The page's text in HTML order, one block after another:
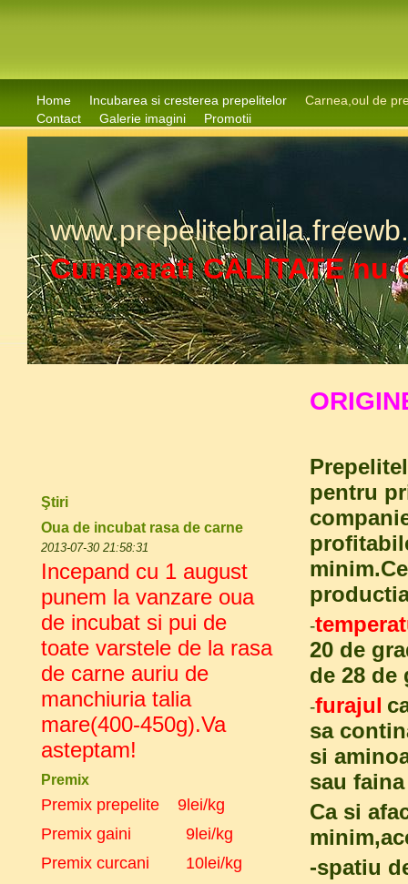
Home Incubarea si cresterea prepelitelor
Carnea,oul de
Contact
Galerie imagini Promotii
Cumparati CALITATE nu
pentru
-
20 de
de 28 de
-furajul
sa
si a
sau
Ca si
-spatiu
Ştiri
Oua de incubat rasa de carne
2013-07-30 21:58:31
Incepand cu 1 august
punem la vanzare oua
de incubat si pui de
toate varstele de la rasa
de carne auriu de
manchiuria talia
mare(400-450g).Va
asteptam!
Premix
Premix prepelite 9 lei/kg
Premix gaini 9lei/kg
Premix curcani 10lei/kg